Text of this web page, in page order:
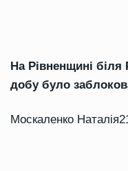
На Рівненщині
добу було
Москаленко Наталія